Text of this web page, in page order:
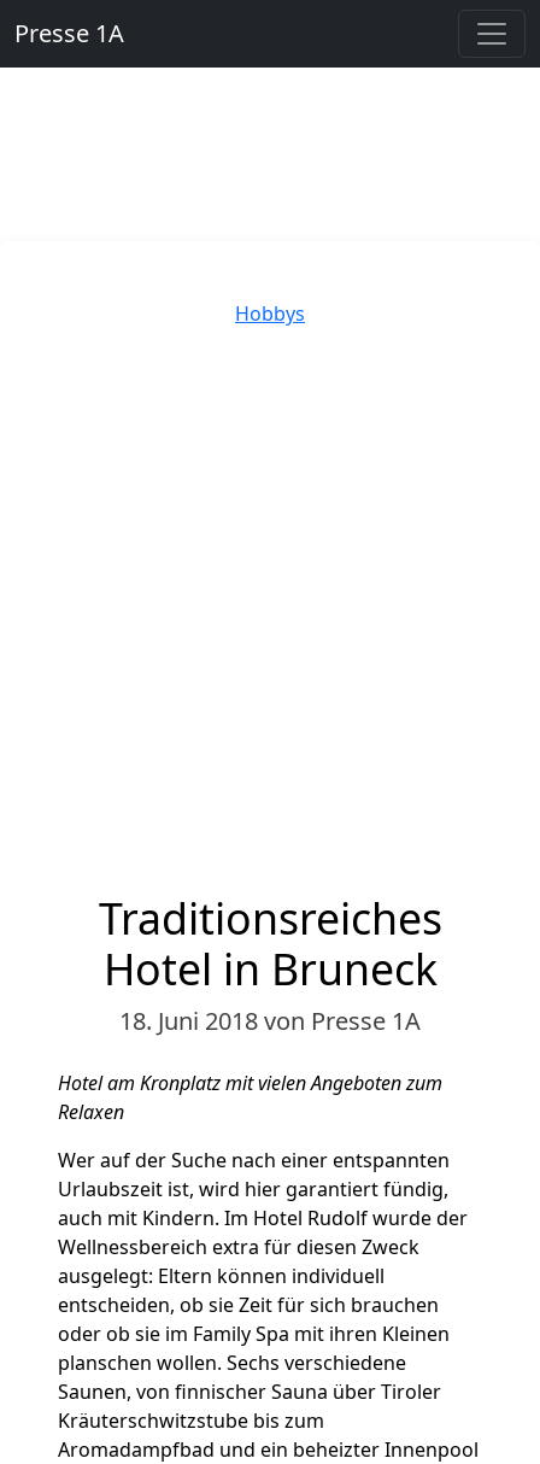
Presse 1A
Kategorien
Hobbys
Traditionsreiches
Hotel in Bruneck
18. Juni 2018von Presse 1A
Hotel am Kronplatz mit vielen Angeboten zum
Relaxen
Wer auf der Suche nach einer entspannten
Urlaubszeit ist, wird hier garantiert fündig,
auch mit Kindern. Im Hotel Rudolf wurde der
Wellnessbereich extra für diesen Zweck
ausgelegt: Eltern können individuell
entscheiden, ob sie Zeit für sich brauchen
oder ob sie im Family Spa mit ihren Kleinen
planschen wollen. Sechs verschiedene
Saunen, von finnischer Sauna über Tiroler
Kräuterschwitzstube bis zum
Aromadampfbad und ein beheizter Innenpool